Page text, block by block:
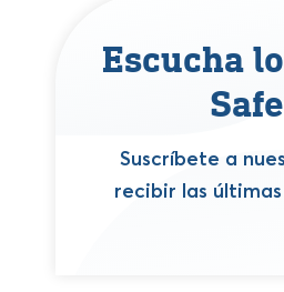
Escucha
Suscríbete a
recibir las